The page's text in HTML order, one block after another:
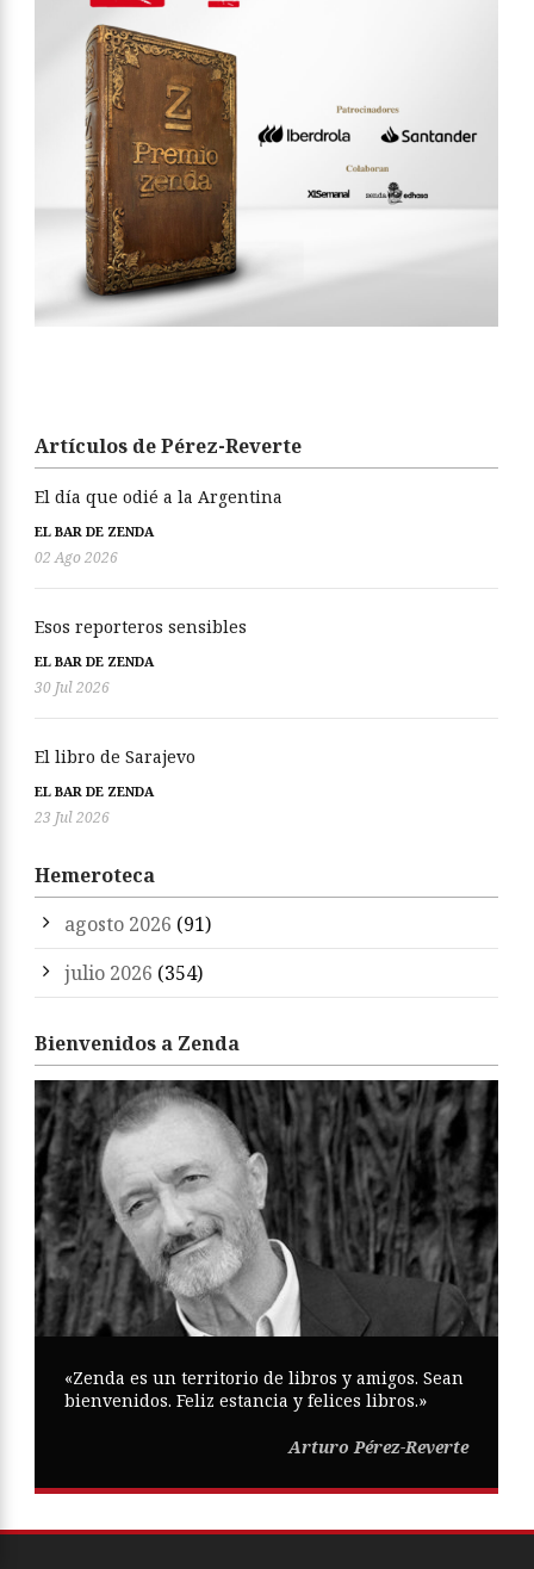
Artículos de Pérez-Reverte
El día que odié a la Argentina
EL BAR DE ZENDA
02 Ago 2026
Esos reporteros sensibles
EL BAR DE ZENDA
30 Jul 2026
El libro de Sarajevo
EL BAR DE ZENDA
23 Jul 2026
Hemeroteca
agosto 2026 (91)
julio 2026 (354)
Bienvenidos a Zenda
«Zenda es un territorio de libros y amigos. Sean
bienvenidos. Feliz estancia y felices libros.»
Arturo Pérez-Reverte